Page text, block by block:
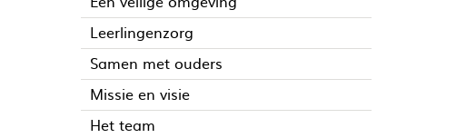
Leerlingenzorg
Samen met ouders
Missie en visie
Het team